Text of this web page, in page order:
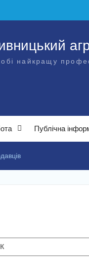
найкращу
Публічна